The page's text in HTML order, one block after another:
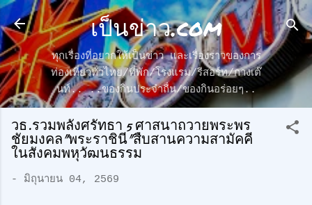
ข้ามไปที่เนื้อหาหลัก
เป็นข่าว.com
ทุกเรื่องที่อยากให้เป็นข่าว และเรื่องราวของการ
ท่องเที่ยวทั่วไทย/ที่พัก/โรงแรม/รีสอร์ท/กางเต๊
นท์.. ..ของกินประจำถื่น/ของกินอร่อยๆ..
วธ.รวมพลังศรัทธา 5 ศาสนาถวายพระพร
ชัยมงคล"พระราชินี"สืบสานความสามัคคี
ในสังคมพหุวัฒนธรรม
- มิถุนายน 04, 2569